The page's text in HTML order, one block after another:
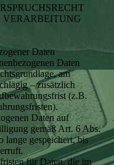
VERARBEITUNG
Daten
Daten
am
– zusätzlich
(z.B.
Daten auf
gemäß Art. 6 Abs.
lange gespeichert, bis
für Daten, die im